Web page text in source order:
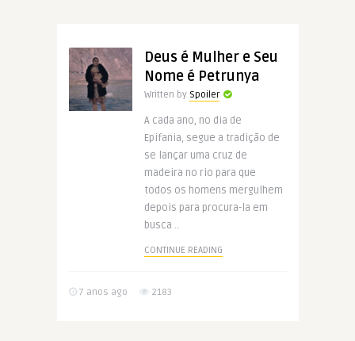
Deus é Mulher e Seu
Nome é Petrunya
Written by Spoiler
A cada ano, no dia de
Epifania, segue a tradição de
se lançar uma cruz de
madeira no rio para que
todos os homens mergulhem
depois para procura-la em
busca ..
CONTINUE READING
7 anos ago 2183